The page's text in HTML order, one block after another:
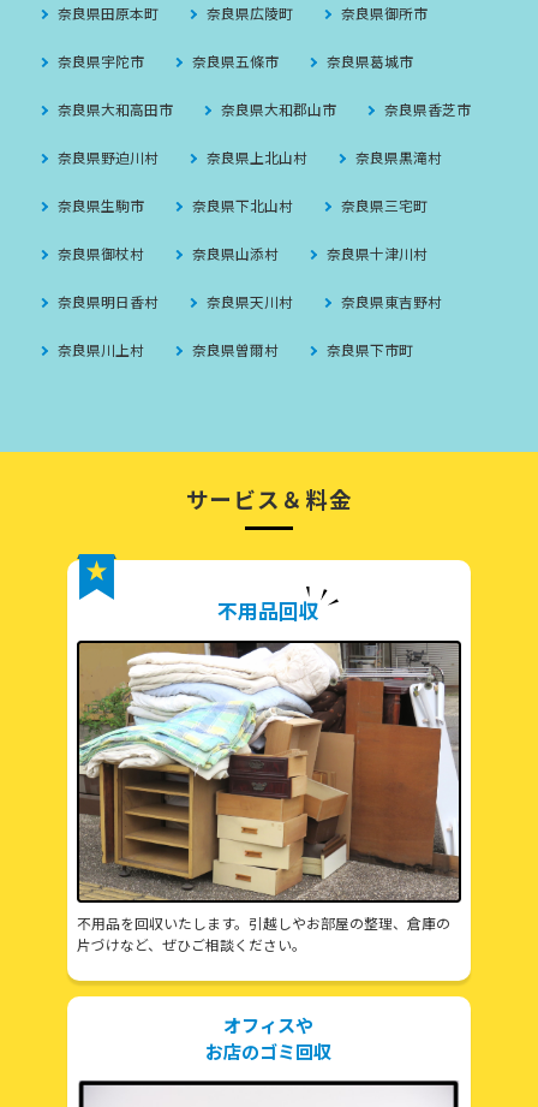
奈良県田原本町 奈良県広陵町 奈良県御所市
奈良県宇陀市 奈良県五條市 奈良県葛城市
奈良県大和高田市 奈良県大和郡山市 奈良県香芝市
奈良県野迫川村 奈良県上北山村 奈良県黒滝村
奈良県生駒市 奈良県下北山村 奈良県三宅町
奈良県御杖村 奈良県山添村 奈良県十津川村
奈良県明日香村 奈良県天川村 奈良県東吉野村
奈良県川上村 奈良県曽爾村 奈良県下市町
サービス＆料金
不用品回収
不用品を回収いたします。引越しやお部屋の整理、倉庫の
片づけなど、ぜひご相談ください。
オフィスや
お店のゴミ回収